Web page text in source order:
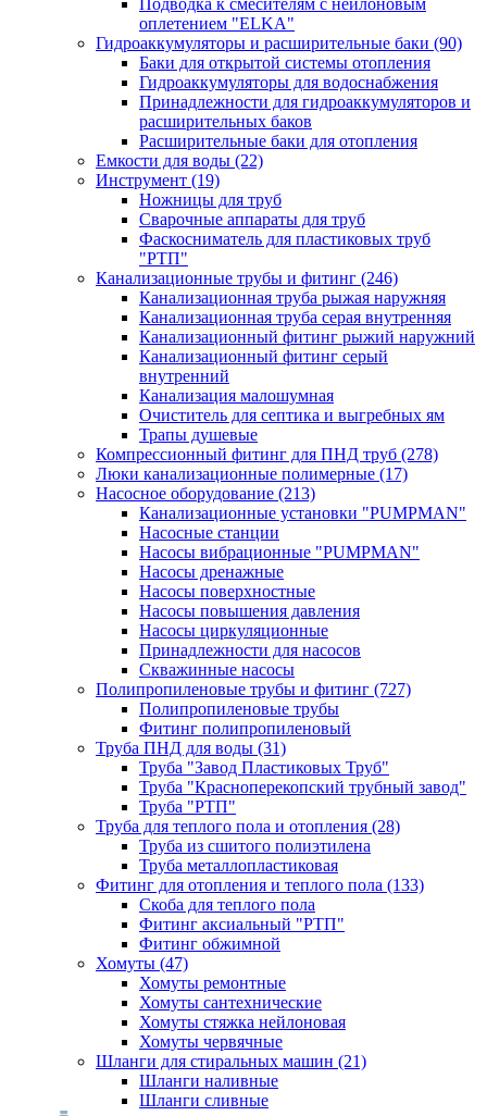
Подводка к смесителям с нейлоновым
оплетением "ELKA"
Гидроаккумуляторы и расширительные баки (90)
Баки для открытой системы отопления
Гидроаккумуляторы для водоснабжения
Принадлежности для гидроаккумуляторов и
расширительных баков
Расширительные баки для отопления
Емкости для воды (22)
Инструмент (19)
Ножницы для труб
Сварочные аппараты для труб
Фаскосниматель для пластиковых труб
"РТП"
Канализационные трубы и фитинг (246)
Канализационная труба рыжая наружняя
Канализационная труба серая внутренняя
Канализационный фитинг рыжий наружний
Канализационный фитинг серый
внутренний
Канализация малошумная
Очиститель для септика и выгребных ям
Трапы душевые
Компрессионный фитинг для ПНД труб (278)
Люки канализационные полимерные (17)
Насосное оборудование (213)
Канализационные установки "PUMPMAN"
Насосные станции
Насосы вибрационные "PUMPMAN"
Насосы дренажные
Насосы поверхностные
Насосы повышения давления
Насосы циркуляционные
Принадлежности для насосов
Скважинные насосы
Полипропиленовые трубы и фитинг (727)
Полипропиленовые трубы
Фитинг полипропиленовый
Труба ПНД для воды (31)
Труба "Завод Пластиковых Труб"
Труба "Красноперекопский трубный завод"
Труба "РТП"
Труба для теплого пола и отопления (28)
Труба из сшитого полиэтилена
Труба металлопластиковая
Фитинг для отопления и теплого пола (133)
Скоба для теплого пола
Фитинг аксиальный "РТП"
Фитинг обжимной
Хомуты (47)
Хомуты ремонтные
Хомуты сантехнические
Хомуты стяжка нейлоновая
Хомуты червячные
Шланги для стиральных машин (21)
Шланги наливные
Шланги сливные